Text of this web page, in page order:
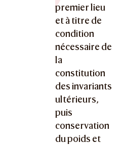
premier lieu
et à titre de
condition
nécessaire de
la
constitution
des invariants
ultérieurs,
puis
conservation
du poids et